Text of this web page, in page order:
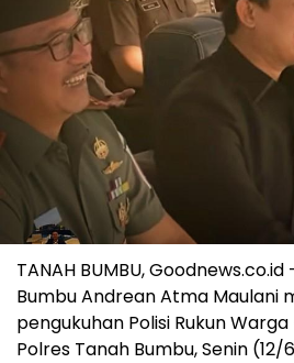
TANAH BUMBU,
Bumbu Andrean Atma Maulani
pengukuhan Polisi Rukun
Polres Tanah Bumbu, Senin (12/